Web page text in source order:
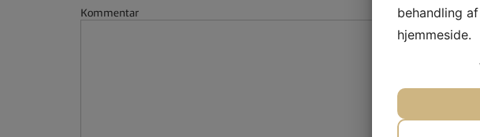
Kommentar
behandling
hjemmeside.